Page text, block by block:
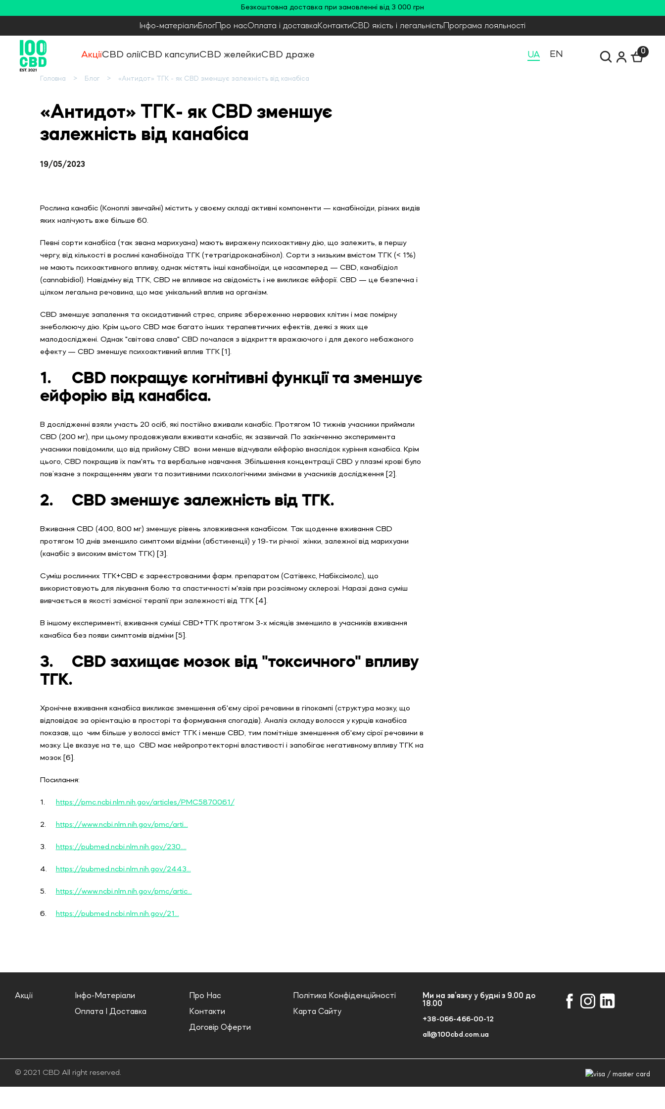
Безкоштовна доставка при замовленні від 3 000 грн
Інфо-матеріалиБлог Про насОплата і доставкаКонтактиCBD якість і легальність Програма лояльності
АкціїCBD оліїCBD капсулиCBD желейкиCBD драже UA EN 0
Головна Блог «Антидот» ТГК - як CBD зменшує залежність від канабіса
«Антидот» ТГК- як CBD зменшує
залежність від канабіса
19/05/2023
Рослина канабіс (Коноплі звичайні) містить у своєму складі активні компоненти — канабіноїди, різних видів
яких налічують вже більше 60.
Певні сорти канабіса (так звана марихуана) мають виражену психоактивну дію, що залежить, в першу
чергу, від кількості в рослині канабіноїда ТГК (тетрагідроканабінол). Сорти з низьким вмістом ТГК (< 1%)
не мають психоактивного впливу, однак містять інші канабіноїди, це насамперед — CBD, канабідіол
(cannabidiol). Навідміну від ТГК, CBD не впливає на свідомість і не викликає ейфорії. CBD — це безпечна і
цілком легальна речовина, що має унікальний вплив на організм.
CBD зменшує запалення та оксидативний стрес, сприяє збереженню нервових клітин і має помірну
знеболюючу дію. Крім цього CBD має багато інших терапевтичних ефектів, деякі з яких ще
малодосліджені. Однак "світова слава" CBD почалася з відкриття вражаючого і для декого небажаного
ефекту — CBD зменшує психоактивний вплив ТГК [1].
1.
CBD покращує когнітивні функції та зменшує
ейфорію від канабіса.
В дослідженні взяли участь 20 осіб, які постійно вживали канабіс. Протягом 10 тижнів учасники приймали
CBD (200 мг), при цьому продовжували вживати канабіс, як зазвичай. По закінченню эксперимента
учасники повідомили, що від прийому CBD вони менше відчували ейфорію внаслідок куріння канабіса. Крім
цього, CBD покращив їх пам'ять та вербальне навчання. Збільшення концентрації CBD у плазмі крові було
пов’язане з покращенням уваги та позитивними психологічними змінами в учасників дослідження [2].
2. CBD зменшує залежність від ТГК.
Вживання CBD (400, 800 мг) зменшує рівень зловживання канабісом. Так щоденне вживання CBD
протягом 10 днів зменшило симптоми відміни (абстиненції) у 19-ти річної жінки, залежної від марихуани
(канабіс з високим вмістом ТГК) [3].
Суміш рослинних ТГК+CBD є зареєстрованими фарм. препаратом (Сатівекс, Набіксімолс), що
використовують для лікування болю та спастичності м'язів при розсіяному склерозі. Наразі дана суміш
вивчається в якості замісної терапії при залежності від ТГК [4].
В іншому експерименті, вживання суміші CBD+ТГК протягом 3-х місяців зменшило в учасників вживання
канабіса без появи симптомів відміни [5].
3.
CBD захищає мозок від "токсичного" впливу
ТГК.
Хронічне вживання канабіса викликає зменшення об'єму сірої речовини в гіпокампі (структура мозку, що
відповідає за орієнтацію в просторі та формування спогадів). Аналіз складу волосся у курців канабіса
показав, що чим більше у волоссі вміст ТГК і менше CBD, тим помітніше зменшення об'єму сірої речовини в
мозку. Це вказує на те, що CBD має нейропротекторні властивості і запобігає негативному впливу ТГК на
мозок [6].
Посилання:
1. https://pmc.ncbi.nlm.nih.gov/articles/PMC5870061/
2. https://www.ncbi.nlm.nih.gov/pmc/arti...
3. https://pubmed.ncbi.nlm.nih.gov/230....
4. https://pubmed.ncbi.nlm.nih.gov/2443...
5. https://www.ncbi.nlm.nih.gov/pmc/artic...
6. https://pubmed.ncbi.nlm.nih.gov/21...
Акції
Інфо-Матеріали
Оплата І Доставка
Про Нас
Контакти
Договір Оферти
Політика Конфіденційності
Карта Сайту
Ми на зв’язку у будні з 9.00 до
18.00
+38-066-466-00-12
all@100cbd.com.ua
© 2021 CBD All right reserved.